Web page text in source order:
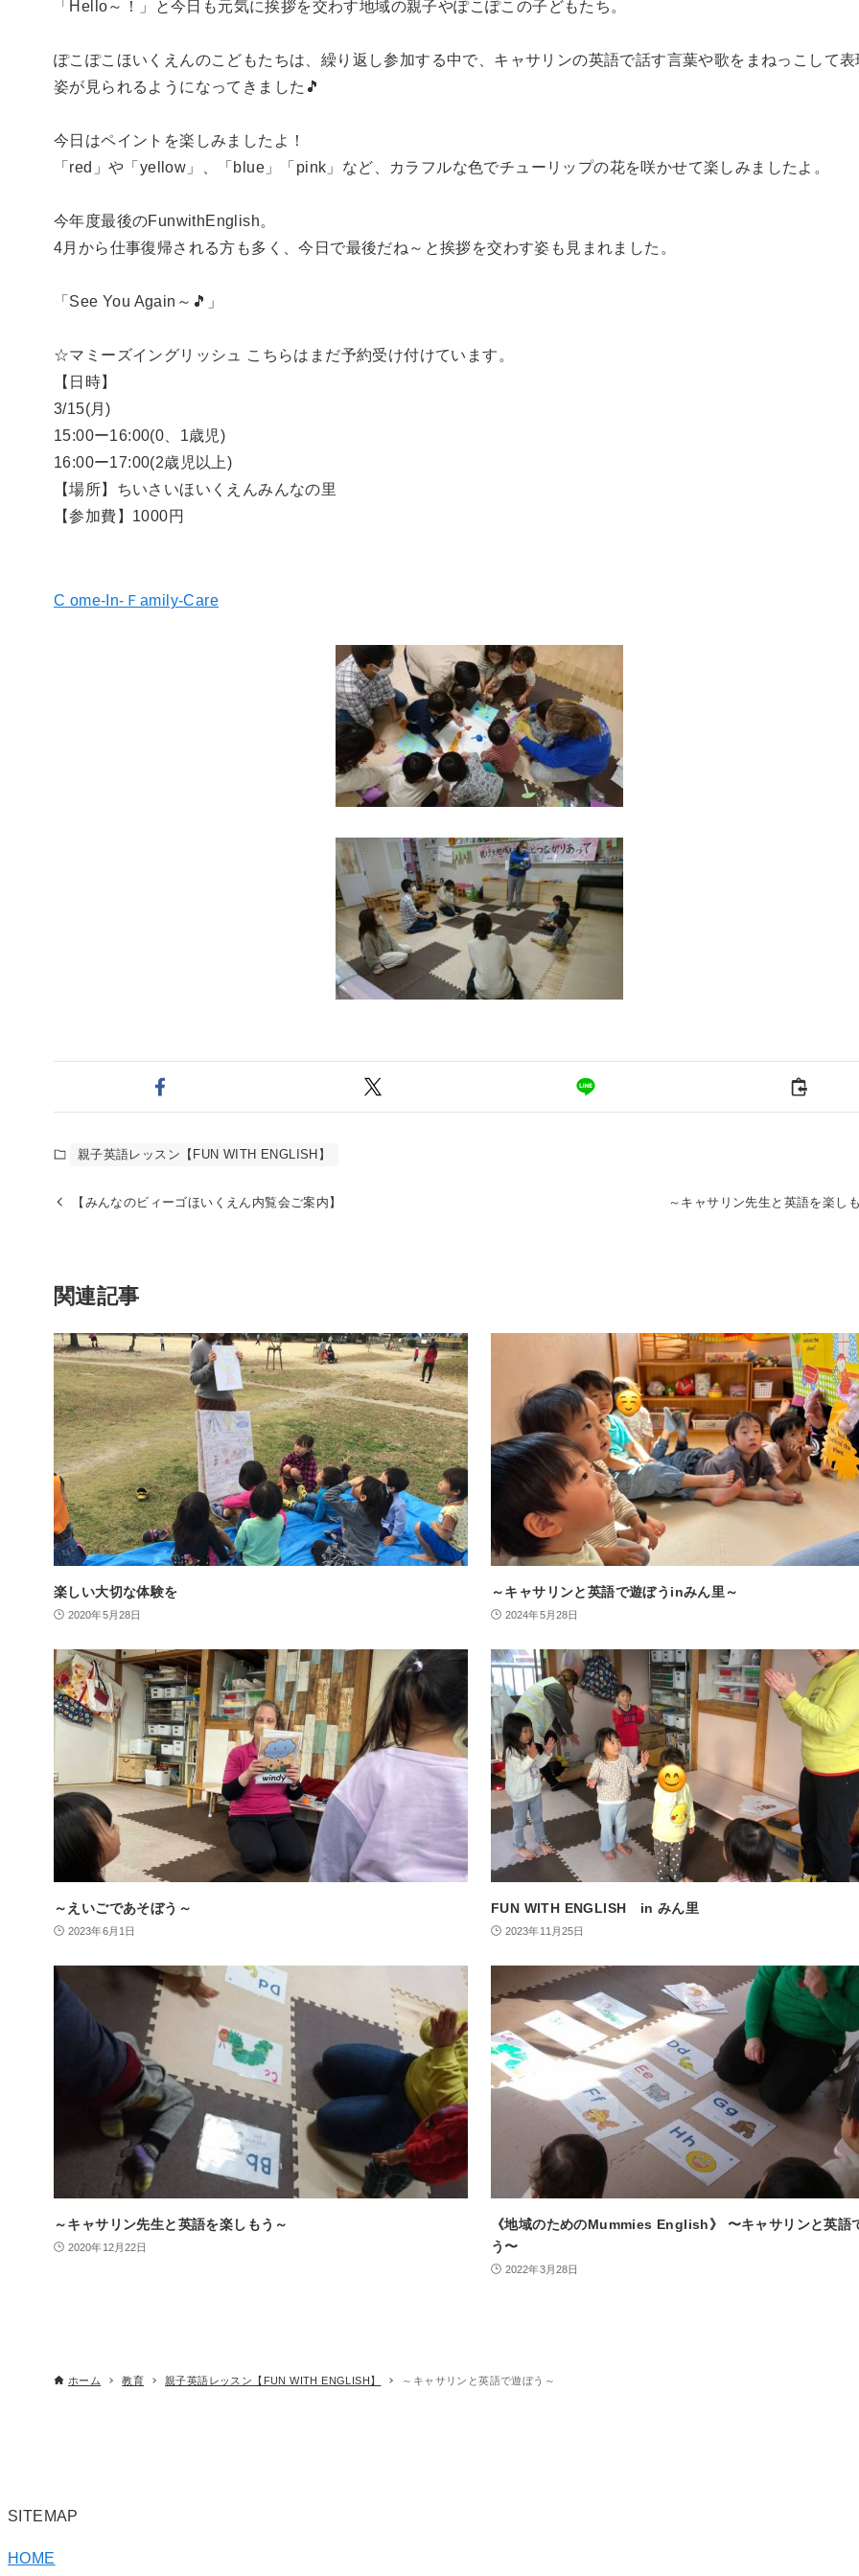
「Hello～！」と今日も元気に挨拶を交わす地域の親子やぽこぽこの子どもたち。
ぽこぽこほいくえんのこどもたちは、繰り返し参加する中で、キャサリンの英語で話す言葉や歌をまねっこして
姿が見られるようになってきました🎵
今日はペイントを楽しみましたよ！
「red」や「yellow」、「blue」「pink」など、カラフルな色でチューリップの花を咲かせて楽しみましたよ。
今年度最後のFunwithEnglish。
4月から仕事復帰される方も多く、今日で最後だね～と挨拶を交わす姿も見まれました。
「See You Again～🎵」
☆マミーズイングリッシュ こちらはまだ予約受け付けています。
【日時】
3/15(月)
15:00ー16:00(0、1歳児)
16:00ー17:00(2歳児以上)
【場所】ちいさいほいくえんみんなの里
【参加費】1000円
C ome-In-Ｆamily-Care
親子英語レッスン【FUN WITH ENGLISH】
【みんなのビィーゴほいくえん内覧会ご案内】 ～キャサリン先生と英語を楽し
関連記事
楽しい大切な体験を
2020年5月28日
～キャサリンと英語で遊ぼうinみん里～
2024年5月28日
～えいごであそぼう～
2023年6月1日
FUN WITH ENGLISH in みん里
2023年11月25日
～キャサリン先生と英語を楽しもう～
2020年12月22日
《地域のためのMummies English》 〜キャサリンと英語
う〜
2022年3月28日
ホーム 教育 親子英語レッスン【FUN WITH ENGLISH】 ～キャサリンと英語で遊ぼう～
SITEMAP
HOME